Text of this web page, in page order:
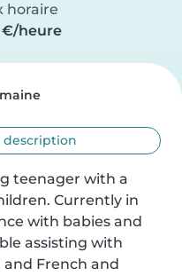
horaire
€/heure
description
teenager with a
Currently in
with babies and
assisting with
and French and